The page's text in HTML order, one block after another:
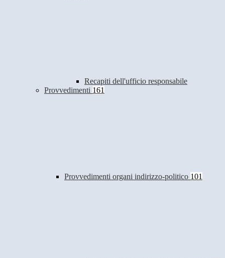
Recapiti dell'ufficio responsabile
Provvedimenti 161
Provvedimenti organi indirizzo-politico 101